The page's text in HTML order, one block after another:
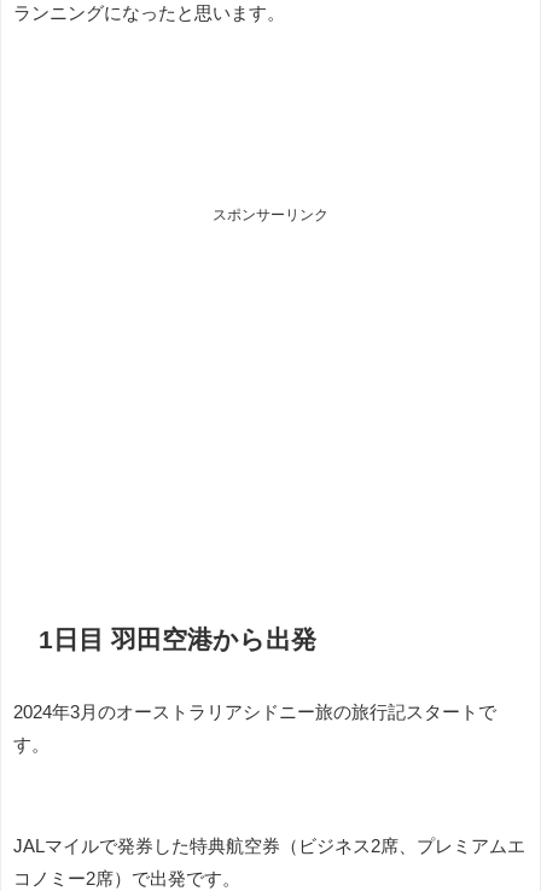
ランニングになったと思います。
スポンサーリンク
1日目 羽田空港から出発
2024年3月のオーストラリアシドニー旅の旅行記スタートで
す。
JALマイルで発券した特典航空券（ビジネス2席、プレミアムエ
コノミー2席）で出発です。